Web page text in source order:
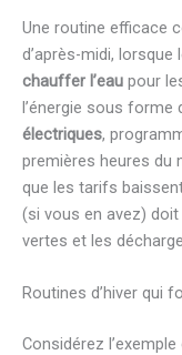
Une routine efficace
d’après-midi, lorsque
chauffer l’eau pour
l’énergie sous forme
électriques,
premières heures du
que les tarifs
(si vous en avez)
vertes et les
Routines d’hiver qui
Considérez